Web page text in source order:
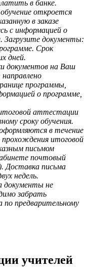
в банке.
откроется
в заказе
с информацией о
Загрузите документы:
Срок
дней.
документов на Ваш
программы,
о программе,
аттестации
сроку обучения.
в течение
прохождения итоговой
письмом
почтовый
Доставка письма
недель.
документы не
забрать
предварительному
учителей